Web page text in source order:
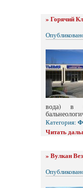
» Горячий
вода) в
Категория:
Читать
» Вулкан